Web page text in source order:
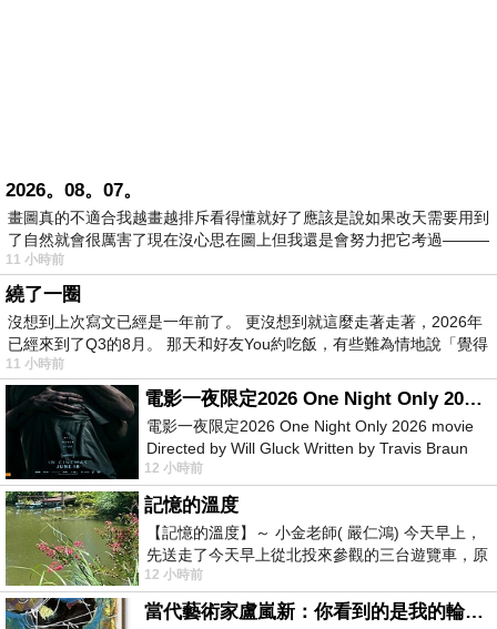
2026。08。07。
畫圖真的不適合我越畫越排斥看得懂就好了應該是說如果改天需要用到
了自然就會很厲害了現在沒心思在圖上但我還是會努力把它考過———
11 小時前
繞了一圈
沒想到上次寫文已經是一年前了。 更沒想到就這麼走著走著，2026年
已經來到了Q3的8月。 那天和好友You約吃飯，有些難為情地說「覺得
11 小時前
電影一夜限定2026 One Night Only 2026 movie
電影一夜限定2026 One Night Only 2026 movie
Directed by Will Gluck Written by Travis Braun
Starring Monica Barbaro
12 小時前
記憶的溫度
【記憶的溫度】～ 小金老師( 嚴仁鴻) 今天早上，
先送走了今天早上從北投來參觀的三台遊覽車，原
以為展場已經差不多要安靜下來，卻發
12 小時前
當代藝術家盧嵐新：你看到的是我的輪廓，還是你的故事？——藏在藍色裡的希望與光